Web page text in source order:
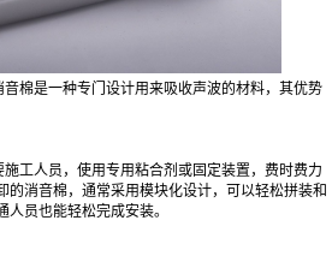
棉是一种专门设计用来吸收声波的材料，其优势
工人员，使用专用粘合剂或固定装置，费时费力
的消音棉，通常采用模块化设计，可以轻松拼装和
员也能轻松完成安装。